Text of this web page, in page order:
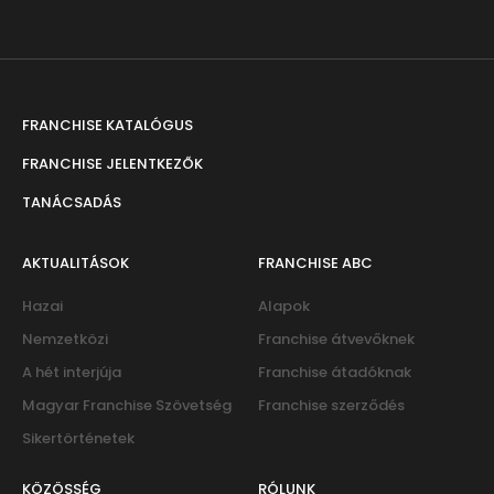
FRANCHISE KATALÓGUS
FRANCHISE JELENTKEZŐK
TANÁCSADÁS
AKTUALITÁSOK
Hazai
Nemzetközi
A hét interjúja
Magyar Franchise Szövetség
Sikertörténetek
FRANCHISE ABC
Alapok
Franchise átvevőknek
Franchise átadóknak
Franchise szerződés
KÖZÖSSÉG RÓLUNK